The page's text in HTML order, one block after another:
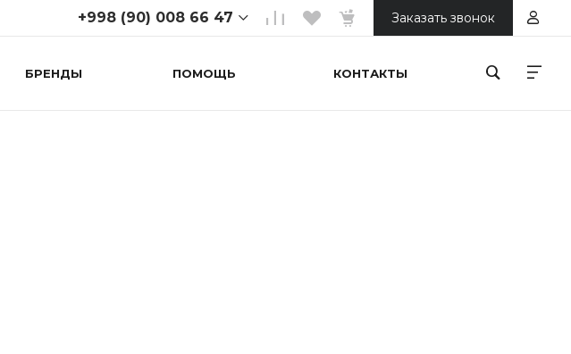
+998 (90) 008 66 47
+998 (90) 008 66 47
Заказать звонок
БРЕНДЫ ПОМОЩЬ КОНТАКТЫ